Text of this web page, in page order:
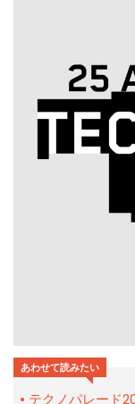
あわせて読みたい
テクノパレード